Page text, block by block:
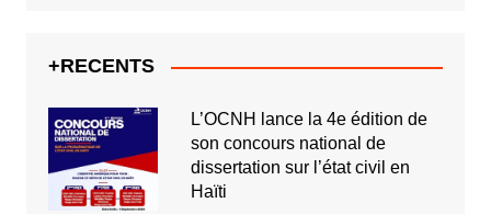
+RECENTS
L’OCNH lance la 4e édition de
son concours national de
dissertation sur l’état civil en
Haïti